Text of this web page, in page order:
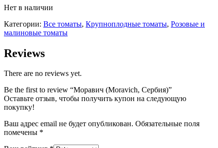
Нет в наличии
Категории: Все томаты, Крупноплодные томаты, Розовые и
малиновые томаты
Reviews
There are no reviews yet.
Be the first to review “Моравич (Moravich, Сербия)”
Оставьте отзыв, чтобы получить купон на следующую
покупку!
Ваш адрес email не будет опубликован. Обязательные поля
помечены *